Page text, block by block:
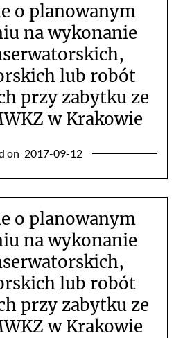
o planowanym
na wykonanie
lub robót
przy zabytku ze
w Krakowie
on 2017-09-12
o planowanym
na wykonanie
lub robót
przy zabytku ze
w Krakowie